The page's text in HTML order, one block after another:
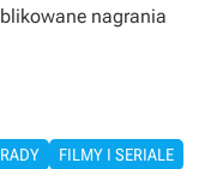
nagrania
FILMY I SERIALE